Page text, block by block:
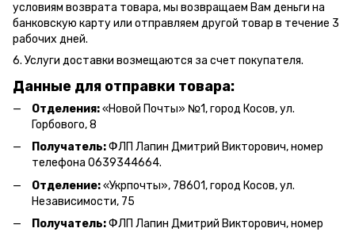
условиям возврата товара, мы возвращаем Вам деньги на
банковскую карту или отправляем другой товар в течение 3
рабочих дней.
6. Услуги доставки возмещаются за счет покупателя.
Данные для отправки товара:
Отделения:«Новой Почты» №1, город Косов,ул.
Горбового, 8
Получатель:ФЛП Лапин Дмитрий Викторович, номер
телефона 0639344664.
Отделение:«Укрпочты», 78601, город Косов, ул.
Независимости, 75
Получатель:ФЛП Лапин Дмитрий Викторович, номер